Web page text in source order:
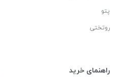
پتو
روتختی
راهنمای خرید